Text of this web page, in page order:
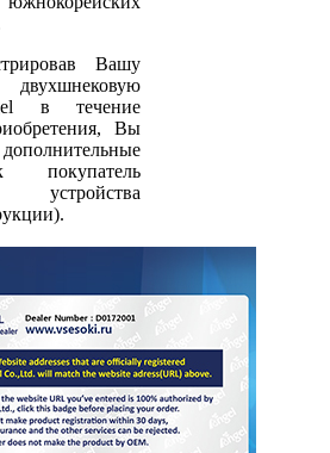
Вашу
в течение
Вы
покупатель
устройства